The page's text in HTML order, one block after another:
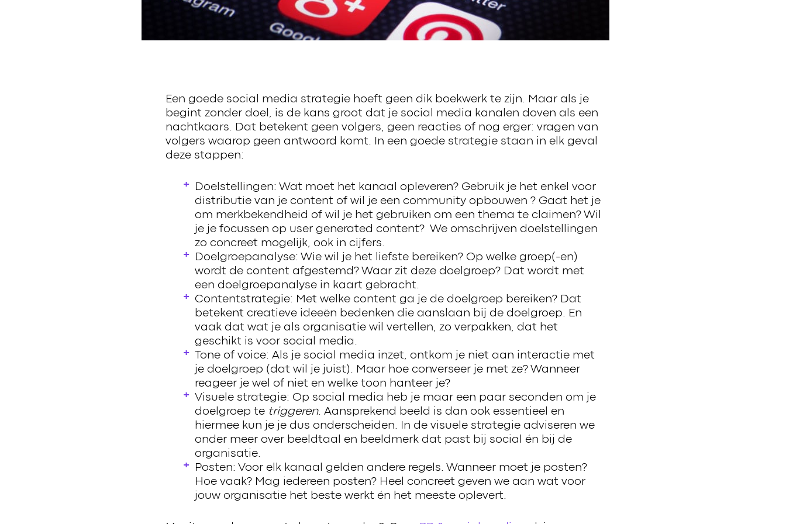
Een goede social media strategie hoeft geen dik boekwerk te zijn. Maar als je
begint zonder doel, is de kans groot dat je social media kanalen doven als een
nachtkaars. Dat betekent geen volgers, geen reacties of nog erger: vragen van
volgers waarop geen antwoord komt. In een goede strategie staan in elk geval
deze stappen:
Doelstellingen: Wat moet het kanaal opleveren? Gebruik je het enkel voor
distributie van je content of wil je een community opbouwen ? Gaat het je
om merkbekendheid of wil je het gebruiken om een thema te claimen? Wil
je je focussen op user generated content? We omschrijven doelstellingen
zo concreet mogelijk, ook in cijfers.
Doelgroepanalyse: Wie wil je het liefste bereiken? Op welke groep(-en)
wordt de content afgestemd? Waar zit deze doelgroep? Dat wordt met
een doelgroepanalyse in kaart gebracht.
Contentstrategie: Met welke content ga je de doelgroep bereiken? Dat
betekent creatieve ideeën bedenken die aanslaan bij de doelgroep. En
vaak dat wat je als organisatie wil vertellen, zo verpakken, dat het
geschikt is voor social media.
Tone of voice: Als je social media inzet, ontkom je niet aan interactie met
je doelgroep (dat wil je juist). Maar hoe converseer je met ze? Wanneer
reageer je wel of niet en welke toon hanteer je?
Visuele strategie: Op social media heb je maar een paar seconden om je
doelgroep te triggeren. Aansprekend beeld is dan ook essentieel en
hiermee kun je je dus onderscheiden. In de visuele strategie adviseren we
onder meer over beeldtaal en beeldmerk dat past bij social én bij de
organisatie.
Posten: Voor elk kanaal gelden andere regels. Wanneer moet je posten?
Hoe vaak? Mag iedereen posten? Heel concreet geven we aan wat voor
jouw organisatie het beste werkt én het meeste oplevert.